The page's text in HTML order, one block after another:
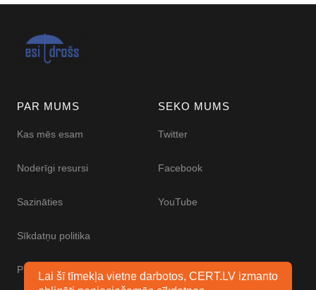
PAR MUMS
Kas mēs esam
Noderīgi resursi
Sazināties
Sīkdatņu politika
Piekļūstamības paziņojums
SEKO MUMS
Twitter
Facebook
YouTube
Lai šī tīmekļa vietne darbotos, CERT.LV izmanto